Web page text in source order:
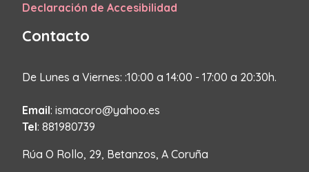
Declaración de Accesibilidad
Contacto
De Lunes a Viernes: :10:00 a 14:00 - 17:00 a 20:30h.
Email: ismacoro@yahoo.es
Tel: 881980739
Rúa O Rollo, 29, Betanzos, A Coruña